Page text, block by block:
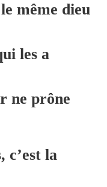
même dieu
les a
ne prône
c’est la